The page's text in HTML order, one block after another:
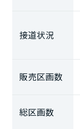
接道状況
販売区画数
総区画数